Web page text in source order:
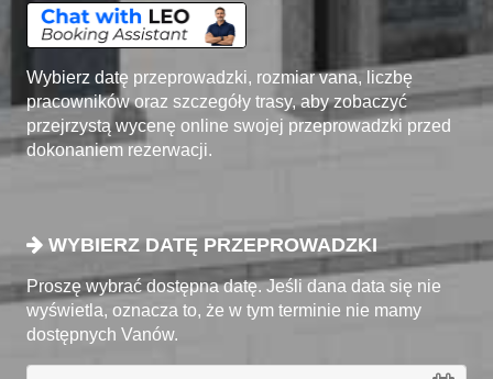
Wybierz datę przeprowadzki, rozmiar vana, liczbę
pracowników oraz szczegóły trasy, aby zobaczyć
przejrzystą wycenę online swojej przeprowadzki przed
dokonaniem rezerwacji.
WYBIERZ DATĘ PRZEPROWADZKI
Proszę wybrać dostępna datę. Jeśli dana data się nie
wyświetla, oznacza to, że w tym terminie nie mamy
dostępnych Vanów.